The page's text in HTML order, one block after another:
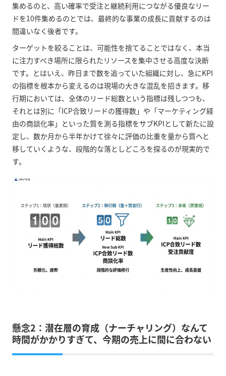
集めるのと、高い確率で受注と継続利用につながる優良なリー
ドを10件集めるのとでは、最終的な事業の成長に貢献するのは
間違いなく後者です。
ターゲットを絞ることは、可能性を捨てることではなく、本当
に注力すべき場所に限られたリソースを集中させる高度な決断
です。とはいえ、昨日まで数を追っていた組織に対し、急にKPI
の指標を根本から変えるのは現場の大きな混乱を招きます。移
行期においては、全体のリード総数という指標は残しつつも、
それとは別に「ICP合致リードの獲得数」や「マーケティング経
由の商談化率」といった質を測る指標をサブKPIとして新たに設
定し、数か月から半年かけて徐々に評価の比重を量から質へと
移していくような、段階的な落としどころを探るのが現実的で
す。
懸念2：潜在層の育成（ナーチャリング）なんて
時間がかかりすぎて、今期の売上に間に合わない